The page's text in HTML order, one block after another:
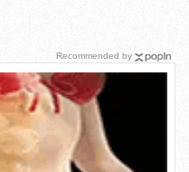
Recommended by